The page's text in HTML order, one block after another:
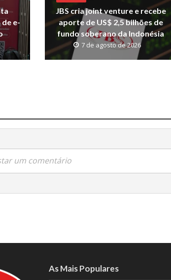
p k
e-
JBS cria joint venture e recebe
aporte de US$ 2,5 bilhões de
fundo soberano da Indonésia
7 de agosto de 2026
um comentário
As Mais Populares